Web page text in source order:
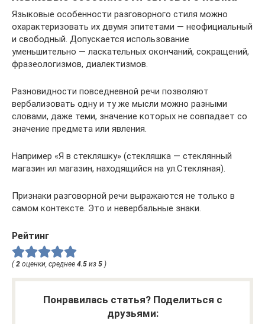
Языковые особенности разговорного стиля можно
охарактеризовать их двумя эпитетами — неофициальный
и свободный. Допускается использование
уменьшительно — ласкательных окончаний, сокращений,
фразеологизмов, диалектизмов.
Разновидности повседневной речи позволяют
вербализовать одну и ту же мысли можно разными
словами, даже теми, значение которых не совпадает со
значение предмета или явления.
Например «Я в стекляшку» (стекляшка — стеклянный
магазин ил магазин, находящийся на ул.Стекляная).
Признаки разговорной речи выражаются не только в
самом контексте. Это и невербальные знаки.
Рейтинг
( 2 оценки, среднее 4.5 из 5 )
Понравилась статья? Поделиться с
друзьями: